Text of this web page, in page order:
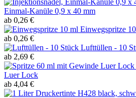
Einmal-Kanüle 0,9 x 40 mm
ab 0,26 €
Einwegspritze
ab 0,26 €
Lufttüllen - 10
ab 2,69 €
Luer Lock
ab 4,04 €